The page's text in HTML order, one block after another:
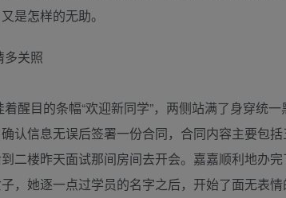
是怎样的无助。
多关照
醒目的条幅“欢迎新同学”，两侧站满了身穿统
认信息无误后签署一份合同，合同内容主要包
二楼昨天面试那间房间去开会。嘉嘉顺利地办
，她逐一点过学员的名字之后，开始了面无表